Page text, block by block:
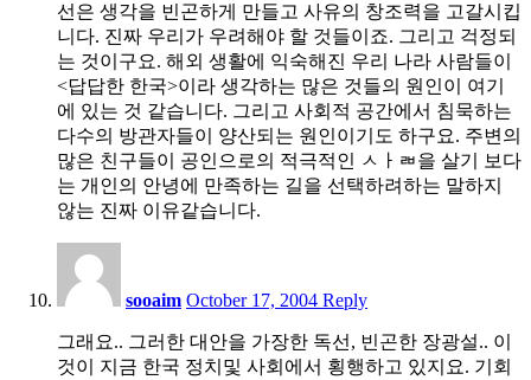
선은 생각을 빈곤하게 만들고 사유의 창조력을 고갈시킵
니다. 진짜 우리가 우려해야 할 것들이죠. 그리고 걱정되
는 것이구요. 해외 생활에 익숙해진 우리 나라 사람들이
<답답한 한국>이라 생각하는 많은 것들의 원인이 여기
에 있는 것 같습니다. 그리고 사회적 공간에서 침묵하는
다수의 방관자들이 양산되는 원인이기도 하구요. 주변의
많은 친구들이 공인으로의 적극적인 ㅤㅅㅏㄼ을 살기 보다
는 개인의 안녕에 만족하는 길을 선택하려하는 말하지
않는 진짜 이유같습니다.
sooaim October 17, 2004 Reply
그래요.. 그러한 대안을 가장한 독선, 빈곤한 장광설.. 이
것이 지금 한국 정치및 사회에서 횡행하고 있지요. 기회